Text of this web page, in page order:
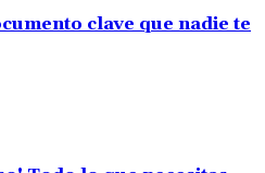
clave que nadie te